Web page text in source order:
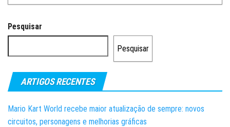
Pesquisar
Pesquisar
ARTIGOS RECENTES
Mario Kart World recebe maior atualização de sempre: novos
circuitos, personagens e melhorias gráficas